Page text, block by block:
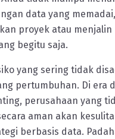
data yang
proyek atau menjalin
begitu saja.
yang sering tidak
pertumbuhan. Di era
perusahaan yang
aman akan
berbasis data.